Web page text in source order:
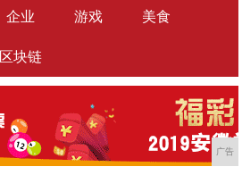
企业 游戏 美食
区块链
广告